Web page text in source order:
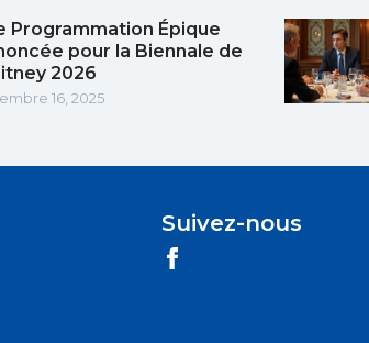
Programmation Épique
pour la Biennale de
2026
16, 2025
Suivez-nous